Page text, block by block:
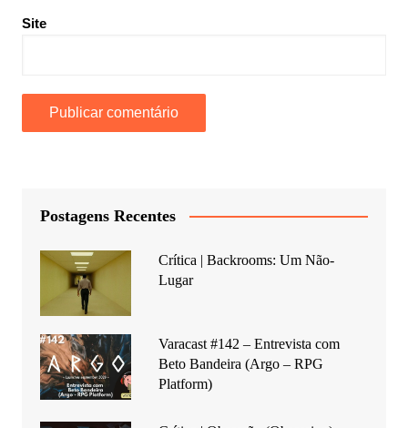
Site
Postagens Recentes
Crítica | Backrooms: Um Não-
Lugar
Varacast #142 – Entrevista com
Beto Bandeira (Argo – RPG
Platform)